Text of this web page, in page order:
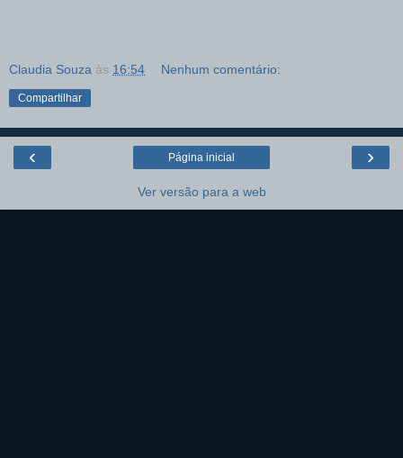
Claudia Souza às 16:54 Nenhum comentário:
Compartilhar
‹ ›
Página inicial
Ver versão para a web